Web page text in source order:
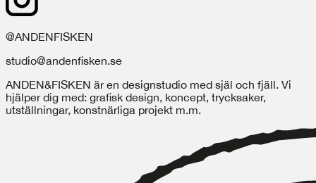
@ANDENFISKEN
studio@andenfisken.se
ANDEN&FISKEN är en designstudio med själ och fjäll. Vi
hjälper dig med: grafisk design, koncept, trycksaker,
utställningar, konstnärliga projekt m.m.